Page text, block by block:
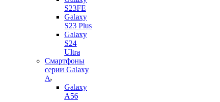
S23FE
Galaxy
S23 Plus
Galaxy
S24
Ultra
Смартфоны
серии Galaxy
A
Galaxy
A56